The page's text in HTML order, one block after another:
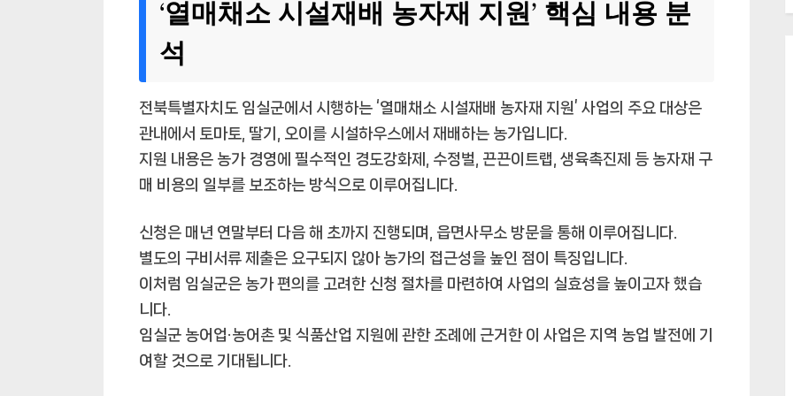
‘열매채소 시설재배 농자재 지원’ 핵심 내용 분
석
전북특별자치도 임실군에서 시행하는 ‘열매채소 시설재배 농자재 지원’ 사업의 주요 대상은
관내에서 토마토, 딸기, 오이를 시설하우스에서 재배하는 농가입니다.
지원 내용은 농가 경영에 필수적인 경도강화제, 수정벌, 끈끈이트랩, 생육촉진제 등 농자재 구
매 비용의 일부를 보조하는 방식으로 이루어집니다.
신청은 매년 연말부터 다음 해 초까지 진행되며, 읍면사무소 방문을 통해 이루어집니다.
별도의 구비서류 제출은 요구되지 않아 농가의 접근성을 높인 점이 특징입니다.
이처럼 임실군은 농가 편의를 고려한 신청 절차를 마련하여 사업의 실효성을 높이고자 했습
니다.
임실군 농어업·농어촌 및 식품산업 지원에 관한 조례에 근거한 이 사업은 지역 농업 발전에 기
여할 것으로 기대됩니다.